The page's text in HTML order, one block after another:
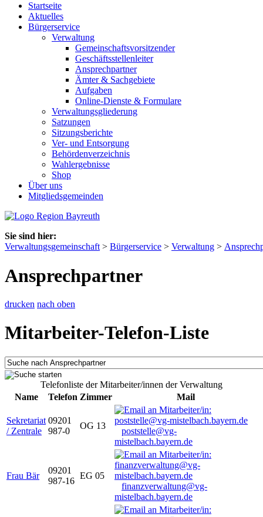
Startseite
Aktuelles
Bürgerservice
Verwaltung
Gemeinschaftsvorsitzender
Geschäftsstellenleiter
Ansprechpartner
Ämter & Sachgebiete
Aufgaben
Online-Dienste & Formulare
Verwaltungsgliederung
Satzungen
Sitzungsberichte
Ver- und Entsorgung
Behördenverzeichnis
Wahlergebnisse
Shop
Über uns
Mitgliedsgemeinden
Sie sind hier:
Verwaltungsgemeinschaft > Bürgerservice > Verwaltung >
Ansprechpartner
drucken nach oben
Mitarbeiter-Telefon-Liste
Telefonliste der Mitarbeiter/innen der Verwaltung
Name
Telefon Zimmer Mail
Sekretariat
/ Zentrale
09201
987-0
OG 13
poststelle@vg-
mistelbach.bayern.de
Frau Bär
09201
987-16
EG 05
finanzverwaltung@vg-
mistelbach.bayern.de